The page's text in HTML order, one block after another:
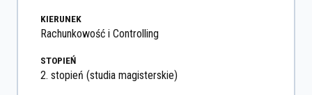
KIERUNEK
Rachunkowość i Controlling
STOPIEŃ
2. stopień (studia magisterskie)